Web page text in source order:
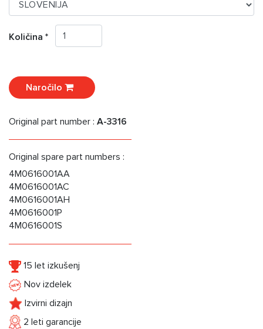
Količina *
Naročilo
Original part number : A-3316
Original spare part numbers :
4M0616001AA
4M0616001AC
4M0616001AH
4M0616001P
4M0616001S
15 let izkušenj
Nov izdelek
Izvirni dizajn
2 leti garancije